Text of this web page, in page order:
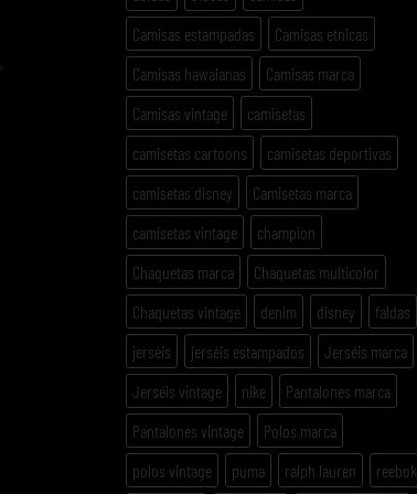
Camisas estampadas
Camisas etnicas
Camisas hawaianas
Camisas marca
Camisas vintage
camisetas
camisetas cartoons
camisetas deportivas
camisetas disney
Camisetas marca
camisetas vintage
champion
Chaquetas marca
Chaquetas multicolor
Chaquetas vintage
denim disney
faldas
jerséis
jerséis estampados
Jerséis marca
Jerséis vintage
nike
Pantalones marca
Pantalones vintage
Polos marca
polos vintage
puma ralph lauren reebok